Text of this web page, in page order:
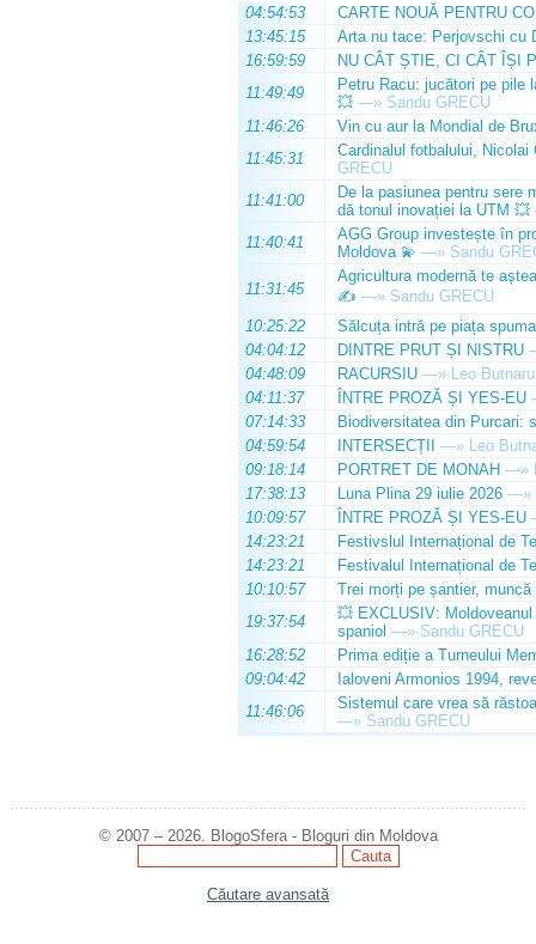
04:54:53
CARTE NOUĂ PENTRU
13:45:15
Arta nu tace: Perjovschi cu
16:59:59
NU CÂT ȘTIE, CI CÂT ÎȘI
11:49:49
Petru Racu: jucători pe pile
💥 —» Sandu GRECU
11:46:26
Vin cu aur la Mondial de
11:45:31
Cardinalul fotbalului,
GRECU
11:41:00
De la pasiunea pentru sere
dă tonul inovației la UTM 💥
11:40:41
AGG Group investește în
Moldova 💫 —» Sandu
11:31:45
Agricultura modernă te
✍️ —» Sandu GRECU
10:25:22
Sălcuța intră pe piața
04:04:12
DINTRE PRUT ȘI NISTRU
04:48:09
RACURSIU —» Leo Butnaru
04:11:37
ÎNTRE PROZĂ ȘI YES-EU
07:14:33
Biodiversitatea din Purcari:
04:59:54
INTERSECȚII —» Leo
09:18:14
PORTRET DE MONAH —»
17:38:13
Luna Plina 29 iulie 2026 —»
10:09:57
ÎNTRE PROZĂ ȘI YES-EU
14:23:21
Festivslul Internațional de
14:23:21
Festivalul Internațional de
10:10:57
Trei morți pe șantier, muncă
19:37:54
💥 EXCLUSIV:
spaniol —» Sandu GRECU
16:28:52
Prima ediție a Turneului
09:04:42
Ialoveni Armonios 1994,
11:46:06
Sistemul care vrea să
—» Sandu GRECU
© 2007 – 2026. BlogoSfera - Bloguri din Moldova
Căutare avansată